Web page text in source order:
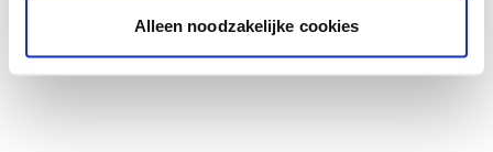
Alleen noodzakelijke cookies